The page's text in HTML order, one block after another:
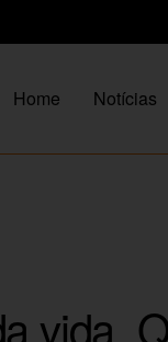
Home Notícias